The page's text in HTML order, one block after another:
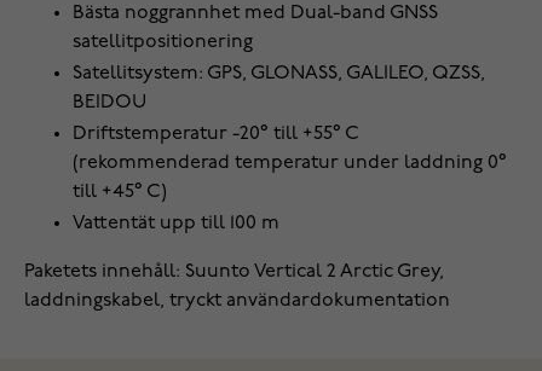
Bästa noggrannhet med Dual-band GNSS
satellitpositionering
Satellitsystem: GPS, GLONASS, GALILEO, QZSS,
BEIDOU
Driftstemperatur -20° till +55° C
(rekommenderad temperatur under laddning 0°
till +45° C)
Vattentät upp till 100 m
Paketets innehåll: Suunto Vertical 2 Arctic Grey,
laddningskabel, tryckt användardokumentation